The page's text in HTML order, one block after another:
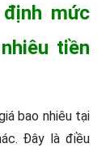
mức
tiền
bao nhiêu tại
Đây là điều